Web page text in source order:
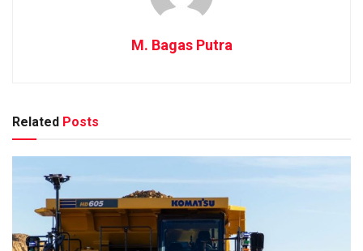
M. Bagas Putra
Related Posts